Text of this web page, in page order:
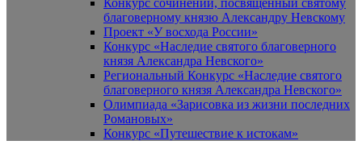
Конкурс сочинений, посвященный святому
благоверному князю Александру Невскому
Проект «У восхода России»
Конкурс «Наследие святого благоверного
князя Александра Невского»
Региональный Конкурс «Наследие святого
благоверного князя Александра Невского»
Олимпиада «Зарисовка из жизни последних
Романовых»
Конкурс «Путешествие к истокам»